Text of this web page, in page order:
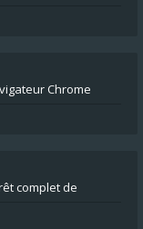
Chrome
complet de